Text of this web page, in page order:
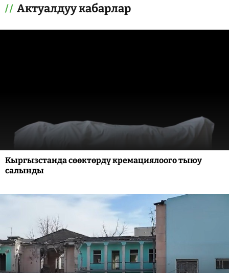
Актуалдуу кабарлар
Кыргызстанда сөөктөрдү кремациялоого тыюу
салынды